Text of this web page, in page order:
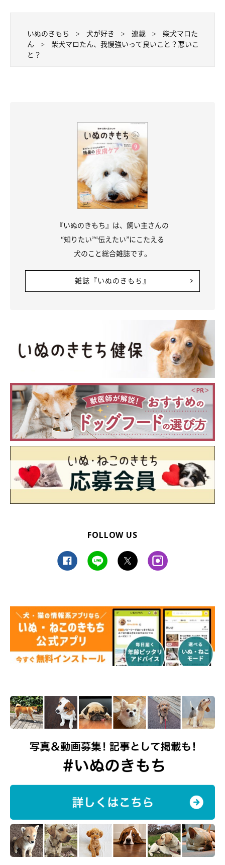
いぬのきもち 犬が好き 連載
柴犬マロた
ん
柴犬マロたん、我慢強いって良いこと？悪いこ
と？
『いぬのきもち』は、飼い主さんの
“知りたい”“伝えたい”にこたえる
犬のこと総合雑誌です。
雑誌『いぬのきもち』
FOLLOW US